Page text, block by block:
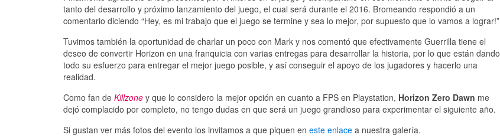
tanto del desarrollo y próximo lanzamiento del juego, el cual será durante el 2016. Bromeando respondió a un
comentario diciendo “Hey, es mi trabajo que el juego se termine y sea lo mejor, por supuesto que lo vamos a lograr!”
Tuvimos también la oportunidad de charlar un poco con Mark y nos comentó que efectivamente Guerrilla tiene el
deseo de convertir Horizon en una franquicia con varias entregas para desarrollar la historia, por lo que están dando
todo su esfuerzo para entregar el mejor juego posible, y así conseguir el apoyo de los jugadores y hacerlo una
realidad.
Como fan de Killzone y que lo considero la mejor opción en cuanto a FPS en Playstation, Horizon Zero Dawn me
dejó complacido por completo, no tengo dudas en que será un juego grandioso para experimentar el siguiente año.
Si gustan ver más fotos del evento los invitamos a que piquen en este enlace a nuestra galería.